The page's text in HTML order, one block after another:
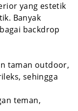
yang estetik
Banyak
backdrop
taman outdoor,
sehingga
teman,